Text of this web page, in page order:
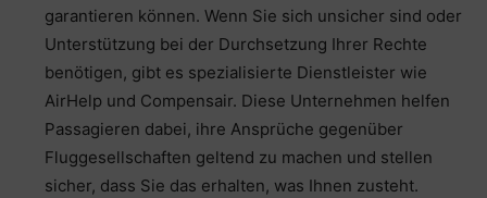
garantieren können. Wenn Sie sich unsicher sind oder
Unterstützung bei der Durchsetzung Ihrer Rechte
benötigen, gibt es spezialisierte Dienstleister wie
AirHelp und Compensair. Diese Unternehmen helfen
Passagieren dabei, ihre Ansprüche gegenüber
Fluggesellschaften geltend zu machen und stellen
sicher, dass Sie das erhalten, was Ihnen zusteht.